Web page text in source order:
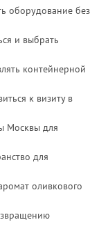
оборудование без
и выбрать
контейнерной
к визиту в
Москвы для
для
оливкового